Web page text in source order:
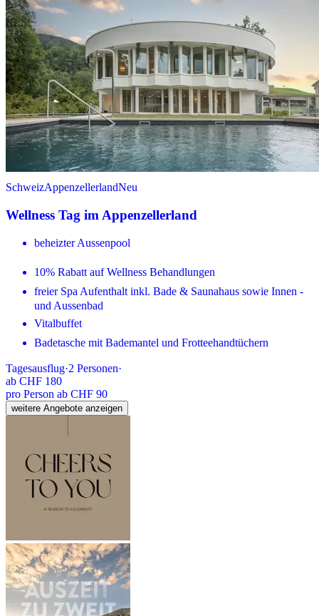
SchweizAppenzellerlandNeu
Wellness Tag im Appenzellerland
beheizter Aussenpool
10% Rabatt auf Wellness Behandlungen
freier Spa Aufenthalt inkl. Bade & Saunahaus sowie Innen -
und Aussenbad
Vitalbuffet
Badetasche mit Bademantel und Frotteehandtüchern
Tagesausflug·2 Personen·
ab CHF 180
pro Person ab CHF 90
weitere Angebote anzeigen